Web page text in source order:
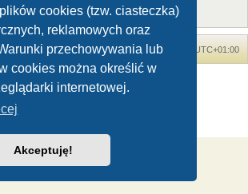
cookies (tzw. ciasteczka)
reklamowych oraz
przechowywania lub
cookies można określić w
internetowej.
Akceptuję!
Strona główna Strefa czasowa UTC+01:00
phpBB® Forum Software © phpBB Limited
pakiet językowy dostarcza